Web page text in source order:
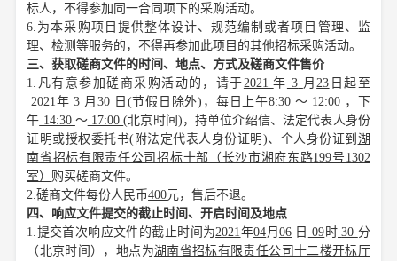
标人，不得参加同一合同项下的采购活动。
6.为本采购项目提供整体设计、规范编制或者项目管理、监
理、检测等服务的，不得再参加此项目的其他招标采购活动。
三、获取磋商文件的时间、地点、方式及磋商文件售价
1.凡有意参加磋商采购活动的，请于 2021年 3 月 23 日起至
2021 年 3 月 30 日 (节假日除外)，每日上午8:30 ～ 12:00 ，下
午 14:30 ～ 17:00(北京时间)，持单位介绍信、法定代表人身份
证明或授权委托书(附法定代表人身份证明)、个人身份证到 湖
南省招标有限责任公司招标十部（长沙市湘府东路199号1302
室） 购买磋商文件。
2.磋商文件每份人民币400元，售后不退。
四、响应文件提交的截止时间、开启时间及地点
1.提交首次响应文件的截止时间为2021 年04 月 06 日 09 时 30 分
（北京时间），地点为湖南省招标有限责任公司十二楼开标厅